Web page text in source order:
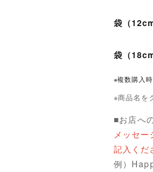
袋（
袋（
※複数購入
※商品名を
■お店へ
メッセ
記入くだ
例）